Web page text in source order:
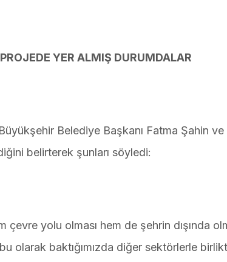
YER ALMIŞ DURUMDALAR
Belediye Başkanı Fatma Şahin
belirterek şunları söyledi:
yolu olması hem de şehrin dışında
olarak baktığımızda diğer sektörlerle